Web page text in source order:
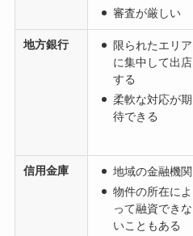
審査が厳しい
地方銀行
限られたエリア
に集中して出店
する
柔軟な対応が期
待できる
信用金庫
地域の金融機関
物件の所在によ
って融資できな
いこともある